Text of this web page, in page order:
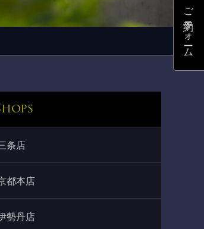
条店
都本店
勢丹店
ご予約フォーム